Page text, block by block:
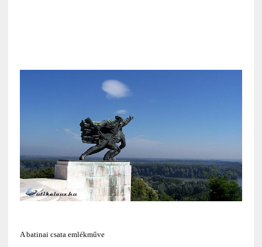
A batinai csata emlékműve